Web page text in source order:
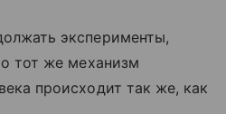
эксперименты,
тот же механизм
происходит так же, как